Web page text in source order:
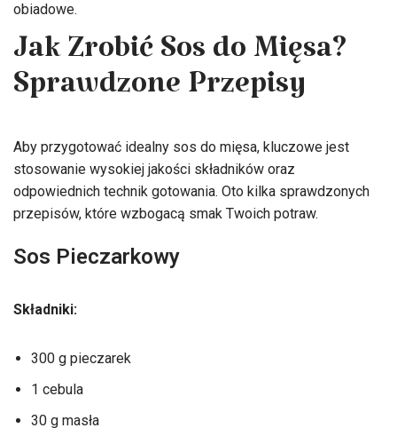
obiadowe.
Jak Zrobić Sos do Mięsa?
Sprawdzone Przepisy
Aby przygotować idealny sos do mięsa, kluczowe jest
stosowanie wysokiej jakości składników oraz
odpowiednich technik gotowania. Oto kilka sprawdzonych
przepisów, które wzbogacą smak Twoich potraw.
Sos Pieczarkowy
Składniki:
300 g pieczarek
1 cebula
30 g masła